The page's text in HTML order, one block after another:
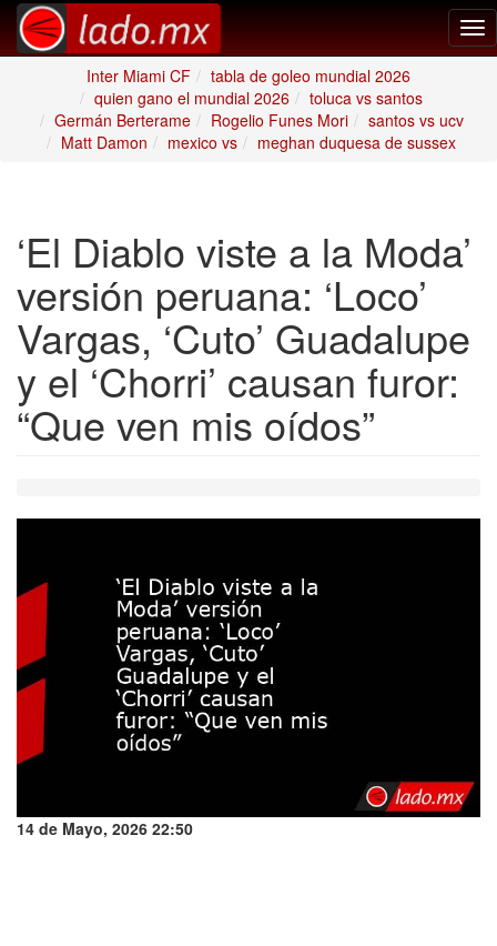
Inter Miami CF
tabla de goleo mundial 2026
quien gano el mundial 2026
toluca vs santos
Germán Berterame
Rogelio Funes Mori
santos vs ucv
Matt Damon
mexico vs meghan duquesa de sussex
‘El Diablo viste a la Moda’
versión peruana: ‘Loco’
Vargas, ‘Cuto’ Guadalupe
y el ‘Chorri’ causan furor:
“Que ven mis oídos”
14 de Mayo, 2026 22:50